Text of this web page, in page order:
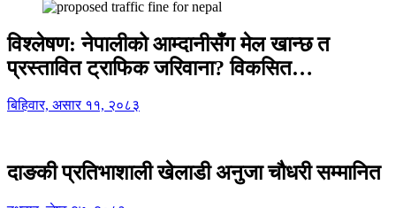
विश्लेषण: नेपालीको आम्दानीसँग मेल खान्छ त
प्रस्तावित ट्राफिक जरिवाना? विकसित…
बिहिवार, असार ११, २०८३
दाङकी प्रतिभाशाली खेलाडी अनुजा चौधरी सम्मानित